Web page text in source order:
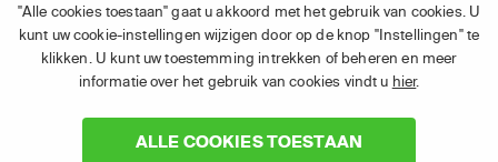
"Alle cookies toestaan" gaat u akkoord met het gebruik van cookies. U
kunt uw cookie-instellingen wijzigen door op de knop "Instellingen" te
klikken. U kunt uw toestemming intrekken of beheren en meer
informatie over het gebruik van cookies vindt u hier.
ALLE COOKIES TOESTAAN